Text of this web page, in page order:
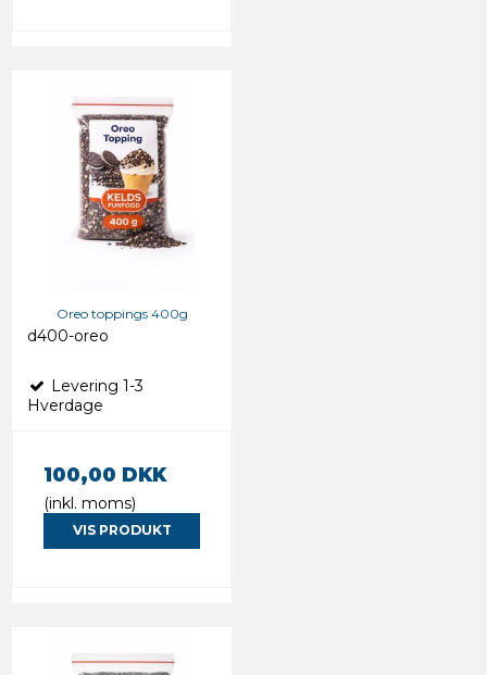
Oreo toppings 400g
d400-oreo
Levering 1-3
Hverdage
100,00 DKK
(inkl. moms)
VIS PRODUKT